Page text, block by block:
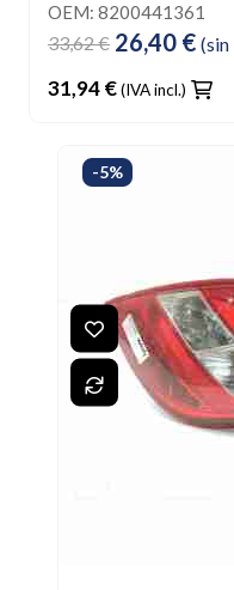
OEM: 8200441361
33,62 € 26,40 € (sin
31,94 €(IVA incl.)
-5%